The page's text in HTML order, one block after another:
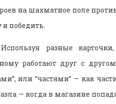
на шахматное поле
и победить.
разные карточки,
работают друг с
или “частями” — как
— когда в магазине